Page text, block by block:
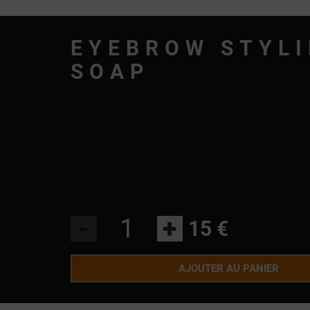
EYEBROW
SOAP
+ 15 €
AJOUTER AU PANIER